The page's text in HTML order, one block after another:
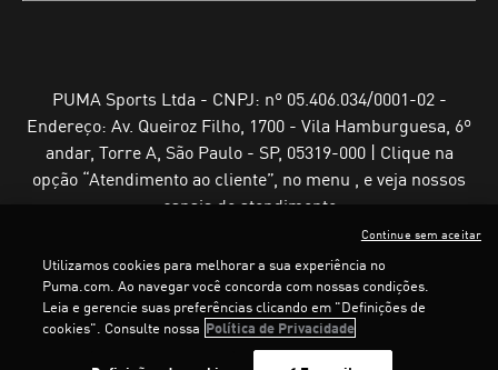
PUMA Sports Ltda - CNPJ: nº 05.406.034/0001-02 -
Endereço: Av. Queiroz Filho, 1700 - Vila Hamburguesa, 6º
andar, Torre A, São Paulo - SP, 05319-000 | Clique na
opção “Atendimento ao cliente”, no menu , e veja nossos
canais de atendimento
Termos e Condições de UsoPolítica de Privacidade
Configurador de cookies
Utilizamos cookies para melhorar a sua experiência no
Puma.com. Ao navegar você concorda com nossas condições.
Leia e gerencie suas preferências clicando em "Definições de
cookies". Consulte nossa Política de Privacidade
Continue sem aceitar